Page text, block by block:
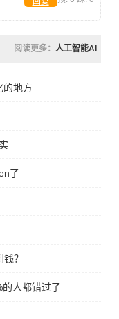
阅读更多： 人工智能AI
的地方
了
？
人都错过了